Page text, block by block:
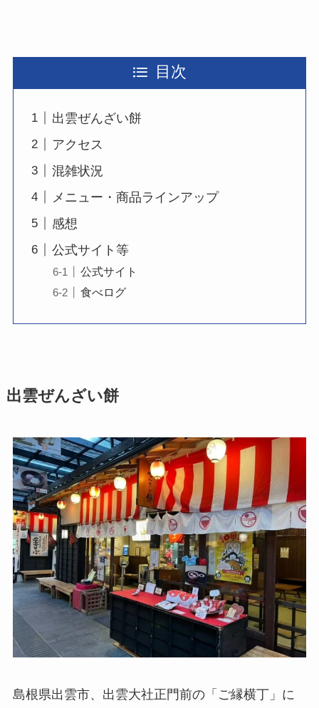
目次
出雲ぜんざい餅
アクセス
混雑状況
メニュー・商品ラインアップ
感想
公式サイト等
公式サイト
食べログ
出雲ぜんざい餅
島根県出雲市、出雲大社正門前の「ご縁横丁」に